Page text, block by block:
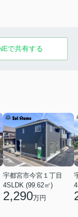
で共有する
宇都宮市今宮１丁目
4SLDK (99.62㎡)
2,290万円